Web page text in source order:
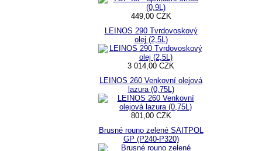
449,00 CZK
LEINOS 290 Tvrdovoskový
olej (2,5L)
3 014,00 CZK
LEINOS 260 Venkovní olejová
lazura (0,75L)
801,00 CZK
Brusné rouno zelené SAITPOL
GP (P240-P320)